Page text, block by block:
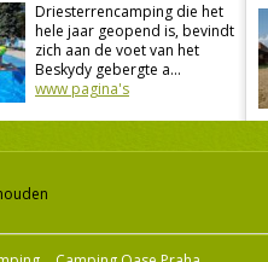
Driesterrencamping die het
hele jaar geopend is, bevindt
zich aan de voet van het
Beskydy gebergte a...
www pagina's